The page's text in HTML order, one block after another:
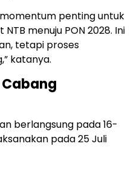
momentum penting untuk
menuju PON 2028. Ini
tetapi proses
katanya.
berlangsung pada 16-
pada 25 Juli